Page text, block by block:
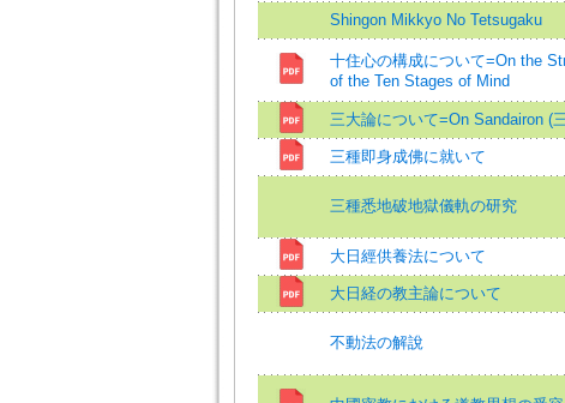
Shingon Mikkyo No Tetsugaku
十住心の構成について=On the
of the Ten Stages of Mind
三大論について=On Sandairon (
三種即身成佛に就いて
三種悉地破地獄儀軌の研究
大日經供養法について
大日経の教主論について
不動法の解說